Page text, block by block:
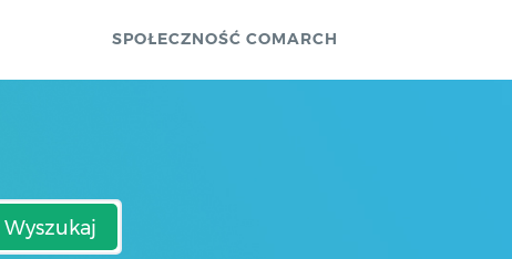
SPOŁECZNOŚĆ COMARCH
Wyszukaj